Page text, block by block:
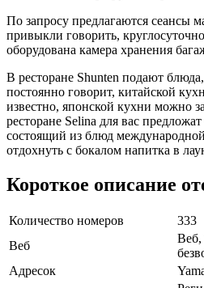
По запросу предлагаются сеансы
привыкли говорить,
оборудована камера хранения
В ресторане Shunten подают
постоянно говорит, китайской
известно, японской кухни можно
ресторане Selina для вас
состоящий из блюд
отдохнуть с бокалом напитка в
Короткое описание
Количество номеров
333
Веб
Веб,
Адресок